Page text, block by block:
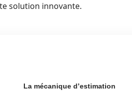
solution innovante.
La mécanique d’estimation